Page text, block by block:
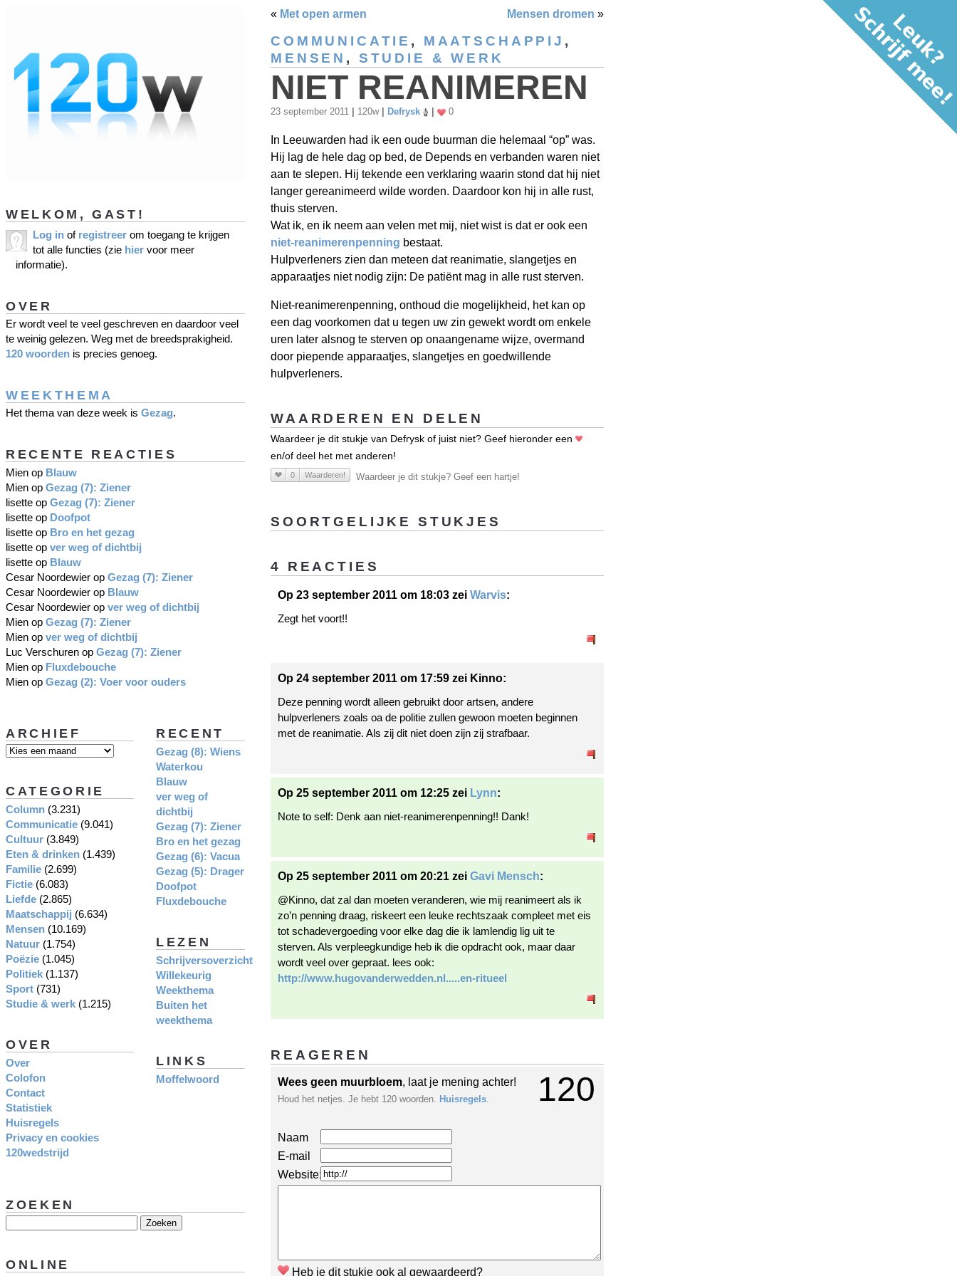
« Met open armen Mensen dromen »
COMMUNICATIE , MAATSCHAPPIJ ,
MENSEN , STUDIE & WERK
NIET REANIMEREN
23 september 2011 120w Defrysk 0
In Leeuwarden had ik een oude buurman die helemaal “op” was.
Hij lag de hele dag op bed, de Depends en verbanden waren niet
aan te slepen. Hij tekende een verklaring waarin stond dat hij niet
langer gereanimeerd wilde worden. Daardoor kon hij in alle rust,
thuis sterven.
Wat ik, en ik neem aan velen met mij, niet wist is dat er ook een
niet-reanimerenpenning bestaat.
Hulpverleners zien dan meteen dat reanimatie, slangetjes en
apparaatjes niet nodig zijn: De patiënt mag in alle rust sterven.
Niet-reanimerenpenning, onthoud die mogelijkheid, het kan op
een dag voorkomen dat u tegen uw zin gewekt wordt om enkele
uren later alsnog te sterven op onaangename wijze, overmand
door piepende apparaatjes, slangetjes en goedwillende
hulpverleners.
WAARDEREN EN DELEN
Waardeer je dit stukje van Defrysk of juist niet? Geef hieronder een
en/of deel het met anderen!
0 Waarderen! Waardeer je dit stukje? Geef een hartje!
SOORTGELIJKE STUKJES
4 REACTIES
Op 23 september 2011 om 18:03 zei Warvis:
Zegt het voort!!
Op 24 september 2011 om 17:59 zei Kinno:
Deze penning wordt alleen gebruikt door artsen, andere
hulpverleners zoals oa de politie zullen gewoon moeten beginnen
met de reanimatie. Als zij dit niet doen zijn zij strafbaar.
Op 25 september 2011 om 12:25 zei Lynn:
Note to self: Denk aan niet-reanimerenpenning!! Dank!
Op 25 september 2011 om 20:21 zei Gavi Mensch:
@Kinno, dat zal dan moeten veranderen, wie mij reanimeert als ik
zo’n penning draag, riskeert een leuke rechtszaak compleet met eis
tot schadevergoeding voor elke dag die ik lamlendig lig uit te
sterven. Als verpleegkundige heb ik die opdracht ook, maar daar
wordt veel over gepraat. lees ook:
http://www.hugovanderwedden.nl.....en-ritueel
REAGEREN
120
Wees geen muurbloem, laat je mening achter!
Houd het netjes. Je hebt 120 woorden. Huisregels.
Naam
E-mail
Website:
Heb je dit stukje ook al gewaardeerd?
WELKOM, GAST!
Log in of registreer om toegang te krijgen
tot alle functies (zie hier voor meer
informatie).
OVER
Er wordt veel te veel geschreven en daardoor veel
te weinig gelezen. Weg met de breedsprakigheid.
120 woorden is precies genoeg.
WEEKTHEMA
Het thema van deze week is Gezag.
RECENTE REACTIES
Mien op Blauw
Mien op Gezag (7): Ziener
lisette op Gezag (7): Ziener
lisette op Doofpot
lisette op Bro en het gezag
lisette op ver weg of dichtbij
lisette op Blauw
Cesar Noordewier op Gezag (7): Ziener
Cesar Noordewier op Blauw
Cesar Noordewier op ver weg of dichtbij
Mien op Gezag (7): Ziener
Mien op ver weg of dichtbij
Luc Verschuren op Gezag (7): Ziener
Mien op Fluxdebouche
Mien op Gezag (2): Voer voor ouders
RECENT
Gezag (8): Wiens
Waterkou
Blauw
ver weg of
dichtbij
Gezag (7): Ziener
Bro en het gezag
Gezag (6): Vacua
Gezag (5): Drager
Doofpot
Fluxdebouche
LEZEN
Schrijversoverzicht
Willekeurig
Weekthema
Buiten het
weekthema
LINKS
Moffelwoord
ARCHIEF
CATEGORIE
Column (3.231)
Communicatie (9.041)
Cultuur (3.849)
Eten & drinken (1.439)
Familie (2.699)
Fictie (6.083)
Liefde (2.865)
Maatschappij (6.634)
Mensen (10.169)
Natuur (1.754)
Poëzie (1.045)
Politiek (1.137)
Sport (731)
Studie & werk (1.215)
OVER
Over
Colofon
Contact
Statistiek
Huisregels
Privacy en cookies
120wedstrijd
ZOEKEN
ONLINE